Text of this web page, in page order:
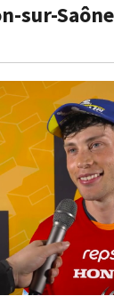
sur-